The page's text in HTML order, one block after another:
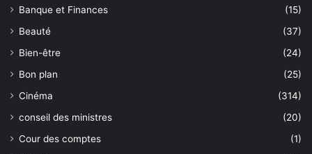
Banque et Finances
(15)
Beauté
(37)
Bien-être
(24)
Bon plan
(25)
Cinéma
(314)
conseil des ministres
(20)
Cour des comptes
(1)